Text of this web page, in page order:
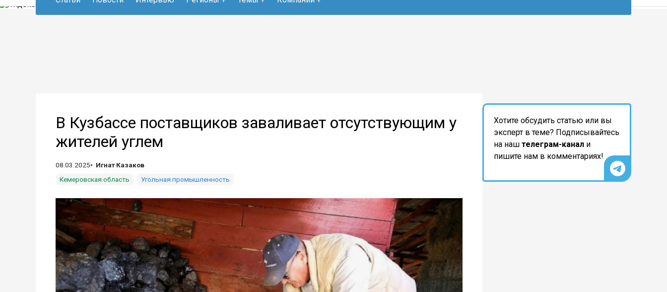
В Кузбассе поставщиков заваливает отсутствующим у
жителей углем
08.03.2025
Игнат Казаков
Кемеровская область
Угольная промышленность
Хотите обсудить статью или вы
эксперт в теме? Подписывайтесь
на наш телеграм-канал и
пишите нам в комментариях!